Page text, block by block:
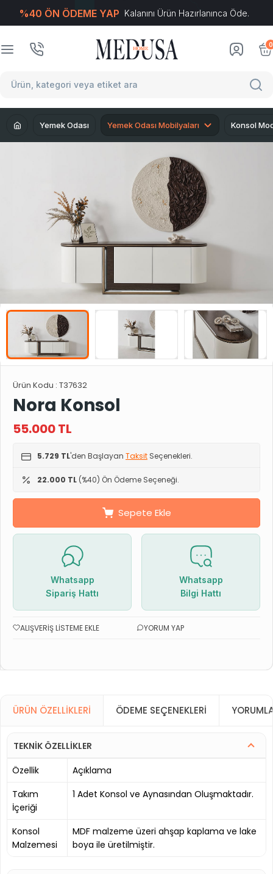
%40 ÖN ÖDEME YAP Kalanını Ürün Hazırlanınca Öde.
0
Yemek Odası Yemek Odası Mobilyaları Konsol
Ürün Kodu : T37632
Nora Konsol
55.000TL
5.729 TL'den Başlayan Taksit Seçenekleri.
22.000 TL (%40) Ön Ödeme Seçeneği.
Sepete Ekle
Whatsapp
Sipariş Hattı
Whatsapp
Bilgi Hattı
ALIŞVERIŞ LISTEME EKLE YORUM YAP
ÜRÜN ÖZELLIKLERI ÖDEME SEÇENEKLERI
TEKNİK ÖZELLİKLER
Özellik
Açıklama
Takım
İçeriği
1 Adet Konsol ve Aynasından Oluşmaktadır.
Konsol
Malzemesi
MDF malzeme üzeri ahşap kaplama ve lake
boya ile üretilmiştir.
T-Soft E-Ticaret Sistemleriyle Hazırlanmıştır.